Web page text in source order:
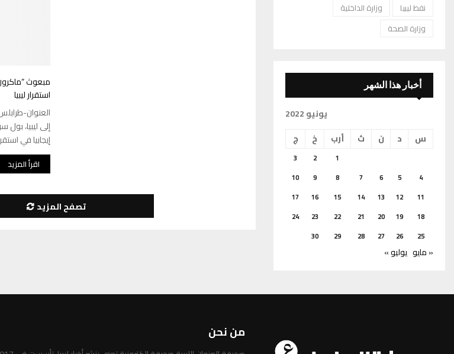
مبعوث
استقرار ليبيا
العنوان-
إلى ليبيا، بول
إيجابيا في
اقرأ المزيد
تصفح المزيد
نفط ليبيا
وزارة الداخلية
وزارة الصحة
أخبار هذا الشهر
يونيو 2022
س
د ن ث أرب خ ج
1
2
3
4
5
6
7
8
9
10
11
12
13
14
15
16
17
18
19
20
21
22
23
24
25
26
27
28
29
30
« مايو يوليو »
من نحن